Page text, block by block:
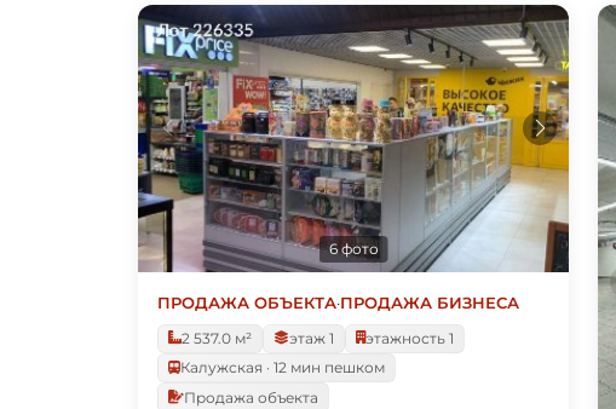
6 фото
ПРОДАЖА ОБЪЕКТА·ПРОДАЖА БИЗНЕСА
2 537.0 м²
этаж 1
этажность 1
Калужская · 12 мин пешком
Продажа объекта